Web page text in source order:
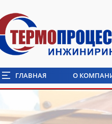
ГЛАВНАЯ О